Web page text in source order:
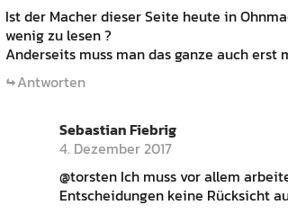
Ist der Macher dieser Seite heute in
wenig zu lesen ?
Anderseits muss man das ganze auch erst
Antworten
Sebastian Fiebrig
4. Dezember 2017
@torsten Ich muss vor allem
Entscheidungen keine Rücksicht